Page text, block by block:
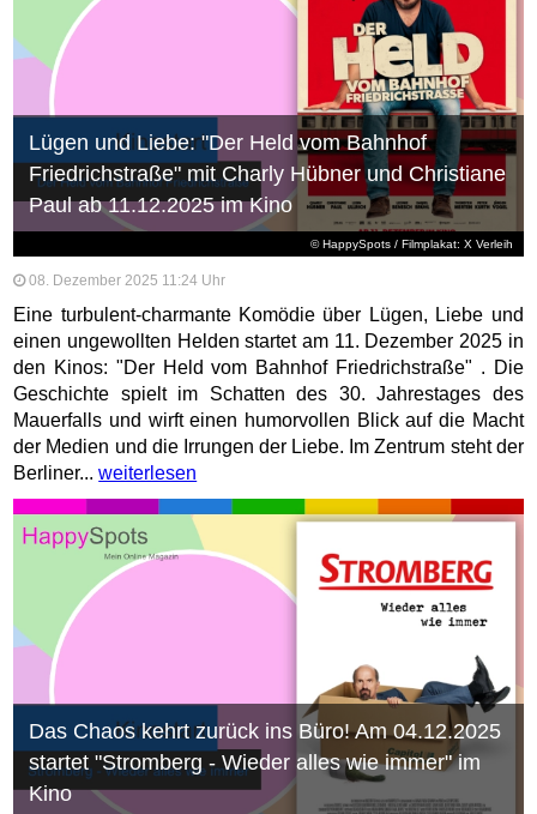
© HappySpots / Filmplakat: X Verleih
Lügen und Liebe: "Der Held vom Bahnhof
Friedrichstraße" mit Charly Hübner und Christiane
Paul ab 11.12.2025 im Kino
08. Dezember 2025 11:24 Uhr
Eine turbulent-charmante Komödie über Lügen, Liebe und
einen ungewollten Helden startet am 11. Dezember 2025 in
den Kinos: "Der Held vom Bahnhof Friedrichstraße" . Die
Geschichte spielt im Schatten des 30. Jahrestages des
Mauerfalls und wirft einen humorvollen Blick auf die Macht
der Medien und die Irrungen der Liebe. Im Zentrum steht der
Berliner...weiterlesen
Das Chaos kehrt zurück ins Büro! Am 04.12.2025
startet "Stromberg - Wieder alles wie immer" im
Kino